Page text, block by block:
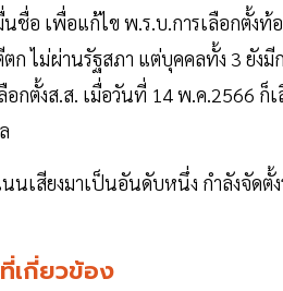
ชื่อ เพื่อแก้ไข พ.ร.บ.การเลือกตั้งท้
ก ไม่ผ่านรัฐสภา แต่บุคคลทั้ง 3 ยัง
กตั้งส.ส. เมื่อวันที่ 14 พ.ค.2566 ก็
นเสียงมาเป็นอันดับหนึ่ง กำลังจัดตั้
เกี่ยวข้อง